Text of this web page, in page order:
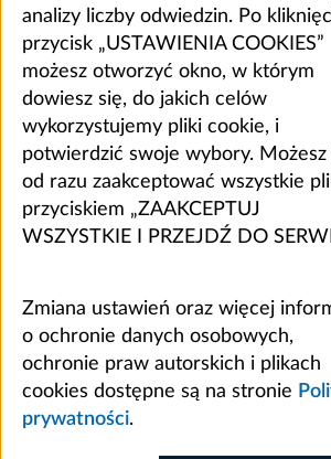
analizy liczby odwiedzin. Po
przycisk „USTAWIENIA COOKIES”
możesz otworzyć okno, w którym
dowiesz się, do jakich celów
wykorzystujemy pliki cookie, i
potwierdzić swoje wybory. Możesz
od razu zaakceptować wszystkie
przyciskiem „ZAAKCEPTUJ
WSZYSTKIE I PRZEJDŹ DO
Zmiana ustawień oraz więcej
o ochronie danych osobowych,
ochronie praw autorskich i plikach
cookies dostępne są na stronie
prywatności.